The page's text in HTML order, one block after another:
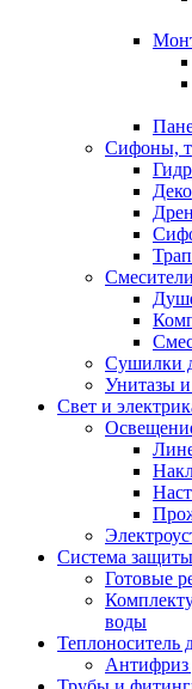
Сифоны,
Сушилки
Унитазы
Свет и
Система
Готовые
воды
Теплоноситель
Антифриз